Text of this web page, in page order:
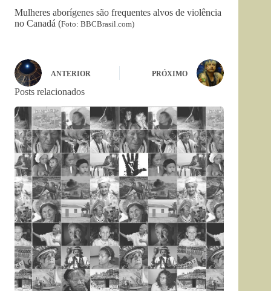
Mulheres aborígenes são frequentes alvos de violência
no Canadá (Foto: BBCBrasil.com)
ANTERIOR PRÓXIMO
Posts relacionados